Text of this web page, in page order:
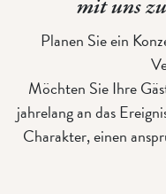
mit uns
Planen Sie ein
Möchten Sie Ihre
jahrelang an das
Charakter, einen